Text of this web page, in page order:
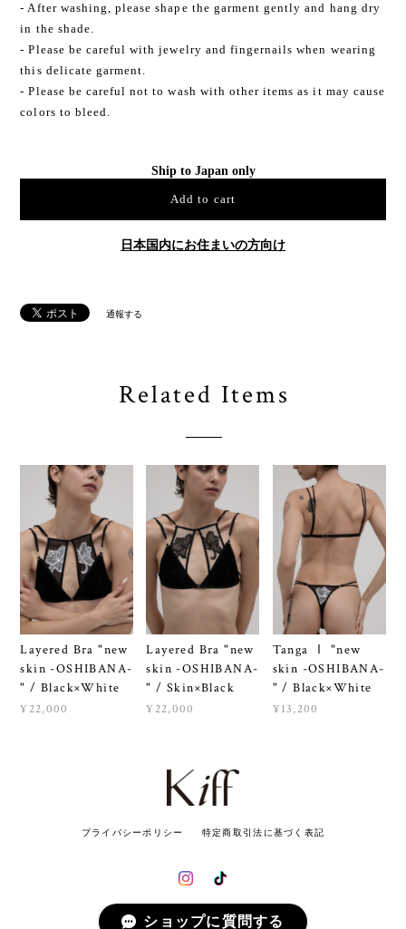
- After washing, please shape the garment gently and hang dry
in the shade.
- Please be careful with jewelry and fingernails when wearing
this delicate garment.
- Please be careful not to wash with other items as it may cause
colors to bleed.
Ship to Japan only
Add to cart
日本国内にお住まいの方向け
通報する
Related Items
Layered Bra "new
skin -OSHIBANA-
" / Black×White
¥22,000
Layered Bra "new
skin -OSHIBANA-
" / Skin×Black
¥22,000
Tanga Ⅰ "new
skin -OSHIBANA-
" / Black×White
¥13,200
プライバシーポリシー 特定商取引法に基づく表記
© Kiff Lingerie All rights reserved.
ショップに質問する